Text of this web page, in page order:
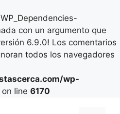
con un argumento que
6.9.0! Los comentarios
todos los navegadores
wp-
on line 6170